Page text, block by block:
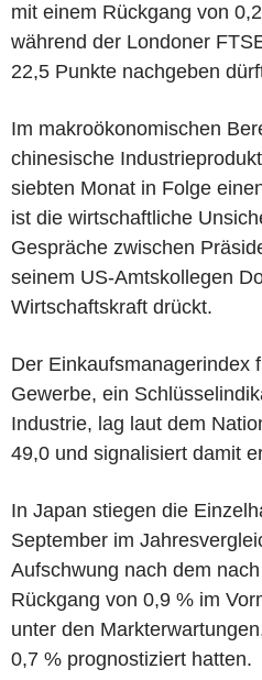
mit einem Rückgang von
während der Londoner
22,5 Punkte nachgeben
Im makroökonomischen
chinesische
siebten Monat in Folge
ist die wirtschaftliche
Gespräche zwischen
seinem US-Amtskollegen
Wirtschaftskraft drückt.
Der Einkaufsmanagerindex
Gewerbe, ein
Industrie, lag laut dem
49,0 und signalisiert damit
In Japan stiegen die
September im
Aufschwung nach dem
Rückgang von 0,9 % im
unter den
0,7 % prognostiziert hatten.